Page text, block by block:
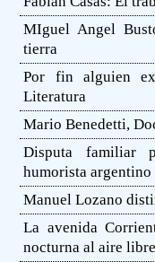
MIguel Angel
tierra
Por fin alguien
Literatura
Mario Benedetti,
Disputa familiar
humorista argentino
Manuel Lozano
La avenida
nocturna al aire libre